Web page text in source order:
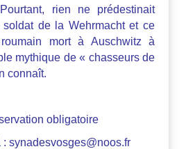
rien ne prédestinait
soldat de la Wehrmacht et ce
mort à Auschwitz à
mythique de « chasseurs de
connaît.
obligatoire
: synadesvosges@noos.fr